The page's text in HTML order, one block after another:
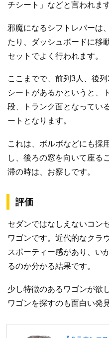
チシート」などと言われます
邪魔になるシフトレバーは
たり、ダッシュボードに移
セットでよく行われます。
ここまでで、前列3人、後
シートがあるかというと、
段、トランク面となってい
ートとなります。
これは、ボルボなどにも採
し、後ろの窓を向いて座る
滞の時は、お察しです。
評価
セダンではなしえないコン
ワゴンです。近代的なクラ
スポーティー感があり、い
るのか分かる結果です。
少し特徴のあるワゴンが欲
ワゴンを探すのも面白い発